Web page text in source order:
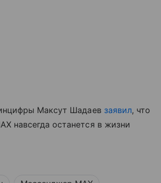
Максут Шадаев заявил, что
навсегда останется в жизни